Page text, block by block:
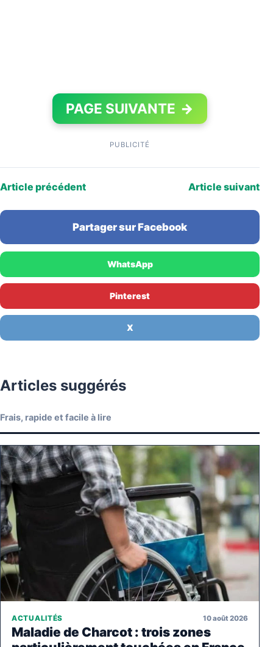
PAGE SUIVANTE →
PUBLICITÉ
Article précédent Article suivant
Partager sur Facebook
WhatsApp
Pinterest
X
Articles suggérés
Frais, rapide et facile à lire
ACTUALITÉS 10 août 2026
Maladie de Charcot : trois zones